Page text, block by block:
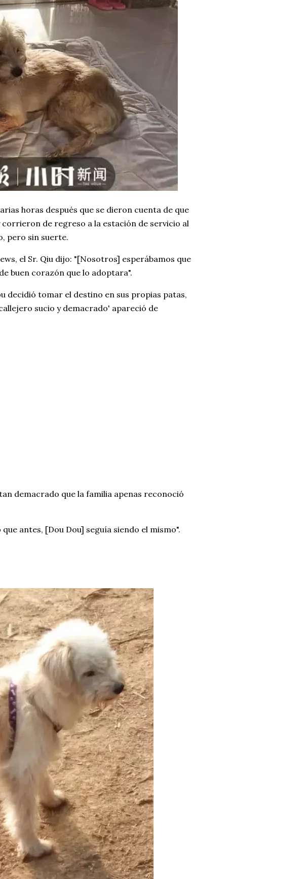
horas después que se dieron cuenta de que
corrieron de regreso a la estación de servicio al
pero sin suerte.
el Sr. Qiu dijo: "[Nosotros] esperábamos que
buen corazón que lo adoptara".
decidió tomar el destino en sus propias patas,
sucio y demacrado' apareció de
demacrado que la familia apenas reconoció
antes, [Dou Dou] seguía siendo el mismo".